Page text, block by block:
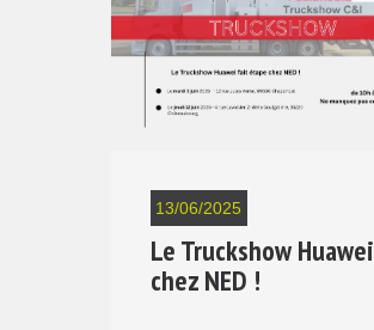
13/06/2025
Le Truckshow Huawei
chez NED !